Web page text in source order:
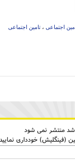
اجتماعی ، تامین اجتماعی
منتشر نمی شود
(فینگلیش) خودداری نمایید